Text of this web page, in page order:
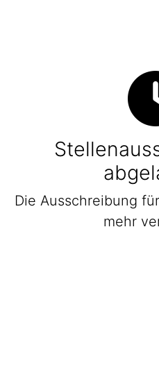
Die Ausschreibung
mehr